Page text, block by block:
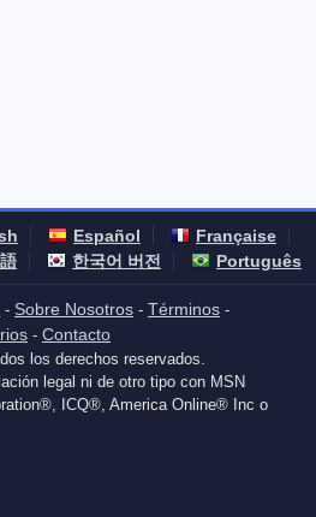
Español
Française
한국어 버전 Português
- Sobre Nosotros - Términos -
- Contacto
los derechos reservados.
legal ni de otro tipo con MSN
ICQ®, America Online® Inc o